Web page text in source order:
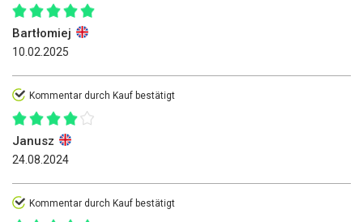
Bartłomiej
10.02.2025
Kommentar durch Kauf bestätigt
Janusz
24.08.2024
Kommentar durch Kauf bestätigt